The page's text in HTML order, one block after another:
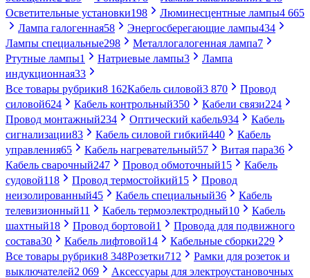
Осветительные установки198 Люминесцентные лампы4 665
Лампа галогенная58 Энергосберегающие лампы434
Лампы специальные298 Металлогалогенная лампа7
Ртутные лампы1 Натриевые лампы3
Лампа
индукционная33
Все товары рубрики8 162Кабель силовой3 870
Провод
силовой624 Кабель контрольный350 Кабели связи224
Провод монтажный234 Оптический кабель934
Кабель
сигнализации83 Кабель силовой гибкий440
Кабель
управления65 Кабель нагревательный57 Витая пара36
Кабель сварочный247 Провод обмоточный15
Кабель
судовой118 Провод термостойкий15
Провод
неизолированный45 Кабель специальный36
Кабель
телевизионный11 Кабель термоэлектродный10
Кабель
шахтный18 Провод бортовой1
Провода для подвижного
состава30 Кабель лифтовой14 Кабельные сборки229
Все товары рубрики8 348Розетки712
Рамки для розеток и
выключателей2 069
Аксессуары для электроустановочных